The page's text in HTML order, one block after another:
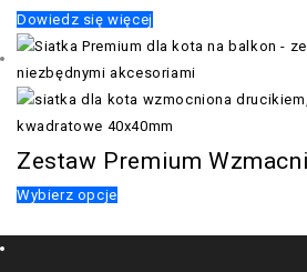
Dowiedz się więcej
Zestaw Premium
Wybierz opcje